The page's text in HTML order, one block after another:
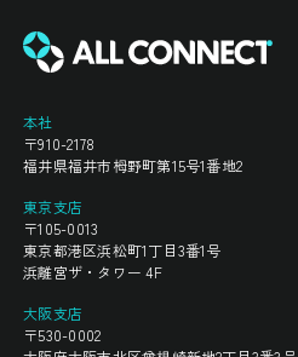
本社
〒910-2178
福井県福井市栂野町第15号1番地2
東京支店
〒105-0013
東京都港区浜松町1丁目3番1号
浜離宮ザ・タワー 4F
大阪支店
〒530-0002